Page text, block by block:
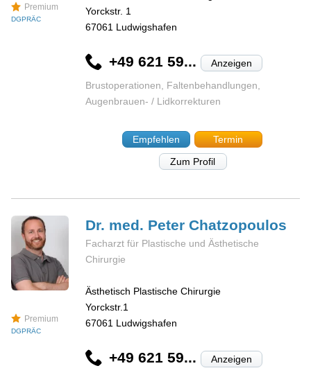
Premium
DGPRÄC
Yorckstr. 1
67061 Ludwigshafen
+49 621 59... Anzeigen
Brustoperationen, Faltenbehandlungen,
Augenbrauen- / Lidkorrekturen
Empfehlen
Termin
Zum Profil
Premium
DGPRÄC
Dr. med. PeterChatzopoulos
Facharzt für Plastische und Ästhetische
Chirurgie
Ästhetisch Plastische Chirurgie
Yorckstr.1
67061 Ludwigshafen
+49 621 59... Anzeigen